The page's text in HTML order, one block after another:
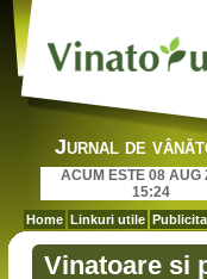
Jurnal de
ACUM ESTE 08 AUG
15:24
Home Linkuri utile
Vinatoare si